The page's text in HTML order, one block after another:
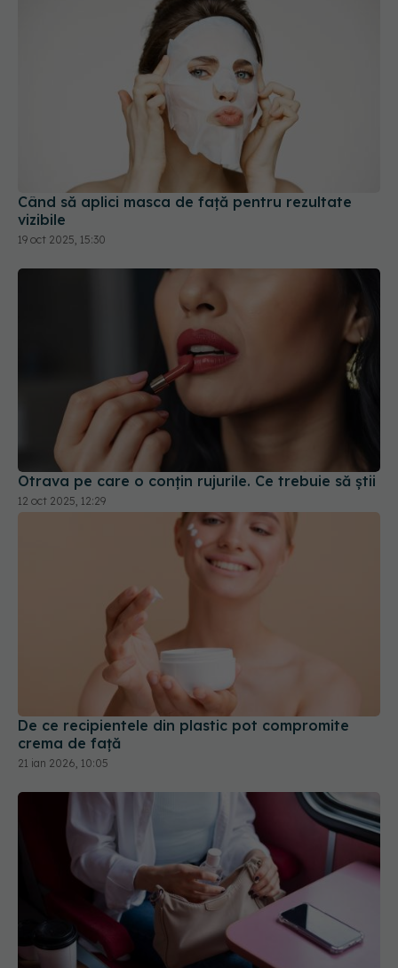
Când să aplici masca de față pentru rezultate
Otrava pe care o conțin rujurile. Ce trebuie să știi
12 oct 2025, 12:29
De ce recipientele din plastic pot compromite
crema de față
Călătorești în această vară? Iată 22 de sfaturi de
îngrijire a pielii de la dermatologi